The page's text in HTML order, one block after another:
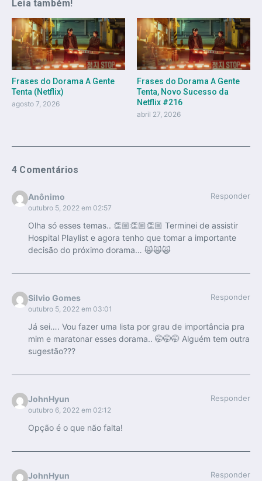
Leia também!
Frases do Dorama A Gente
Tenta (Netflix)
agosto 7, 2026
Frases do Dorama A Gente
Tenta, Novo Sucesso da
Netflix #216
abril 27, 2026
4 Comentários
Anônimo
outubro 5, 2022 em 02:57
Responder
Olha só esses temas.. 👏🏼👏🏼👏🏼 Terminei de assistir
Hospital Playlist e agora tenho que tomar a importante
decisão do próximo dorama… 🙀🙀🙀
Silvio Gomes
outubro 5, 2022 em 03:01
Responder
Já sei…. Vou fazer uma lista por grau de importância pra
mim e maratonar esses dorama.. 🤭🤭🤭 Alguém tem outra
sugestão???
JohnHyun
outubro 6, 2022 em 02:12
Responder
Opção é o que não falta!
JohnHyun Responder